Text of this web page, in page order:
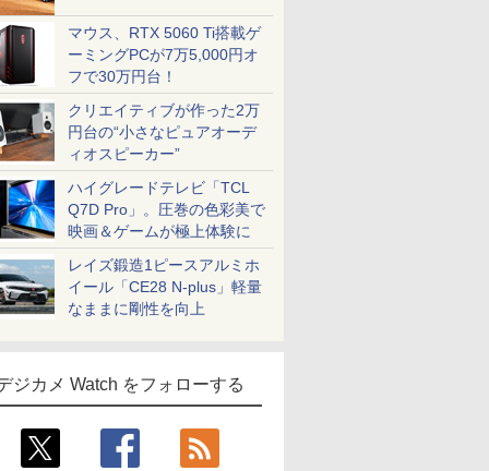
マウス、RTX 5060 Ti搭載ゲ
ーミングPCが7万5,000円オ
フで30万円台！
クリエイティブが作った2万
円台の“小さなピュアオーデ
ィオスピーカー”
ハイグレードテレビ「TCL
Q7D Pro」。圧巻の色彩美で
映画＆ゲームが極上体験に
レイズ鍛造1ピースアルミホ
イール「CE28 N-plus」軽量
なままに剛性を向上
ジカメ Watch をフォローする